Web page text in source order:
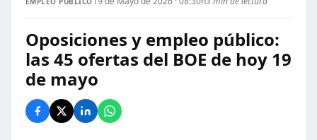
Oposiciones y empleo público:
las 45 ofertas del BOE de hoy 19
de mayo